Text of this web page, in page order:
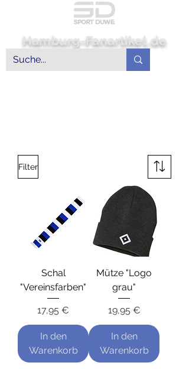
Hamburg-Fanartikel.de
Filter
Schal
"Vereinsfarben"
Preis
17,95 €
In den
Warenkorb
Mütze "Logo
grau"
Preis
19,95 €
In den
Warenkorb